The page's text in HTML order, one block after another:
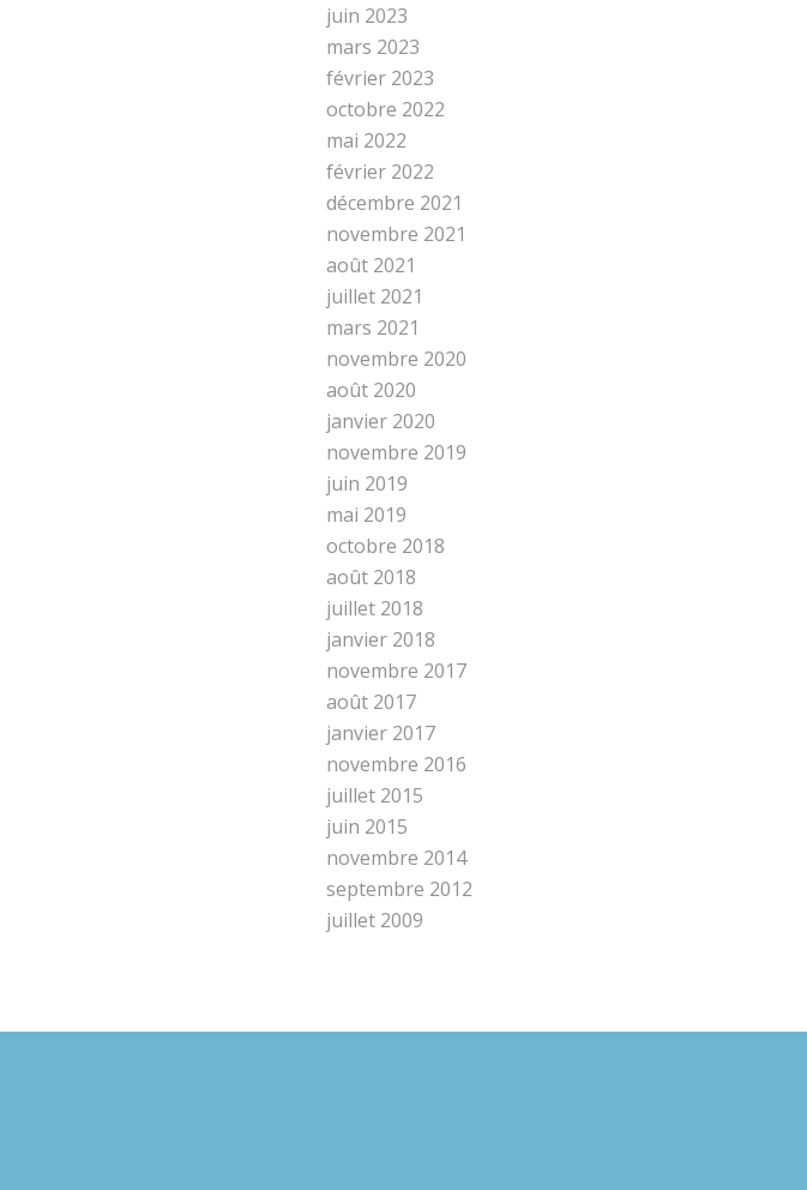
juin 2023
mars 2023
février 2023
octobre 2022
mai 2022
février 2022
décembre 2021
novembre 2021
août 2021
juillet 2021
mars 2021
novembre 2020
août 2020
janvier 2020
novembre 2019
juin 2019
mai 2019
octobre 2018
août 2018
juillet 2018
janvier 2018
novembre 2017
août 2017
janvier 2017
novembre 2016
juillet 2015
juin 2015
novembre 2014
septembre 2012
juillet 2009